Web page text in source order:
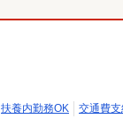
扶養内勤務OK
交通費